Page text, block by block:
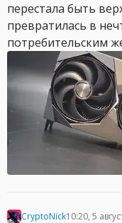
перестала быть
превратилась в
потребительским
CryptoNick10:20, 5